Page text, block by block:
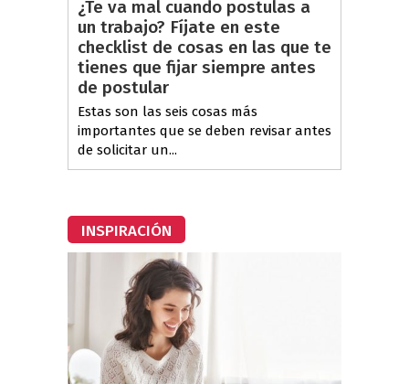
¿Te va mal cuando postulas a
un trabajo? Fíjate en este
checklist de cosas en las que te
tienes que fijar siempre antes
de postular
Estas son las seis cosas más
importantes que se deben revisar antes
de solicitar un...
INSPIRACIÓN